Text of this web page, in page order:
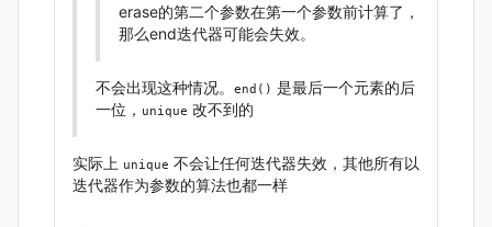
erase的第二个参数在第一个参数前计算了，
那么end迭代器可能会失效。
不会出现这种情况。 end() 是最后一个元素的后
一位， unique 改不到的
实际上 unique 不会让任何迭代器失效，其他所有以
迭代器作为参数的算法也都一样